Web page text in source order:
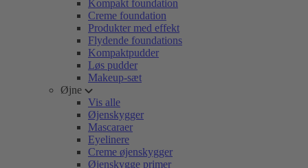
Kompakt foundation
Creme foundation
Produkter med effekt
Flydende foundations
Kompaktpudder
Løs pudder
Makeup-sæt
Øjne
Vis alle
Øjenskygger
Mascaraer
Eyelinere
Creme øjenskygger
Øjenskygge primer